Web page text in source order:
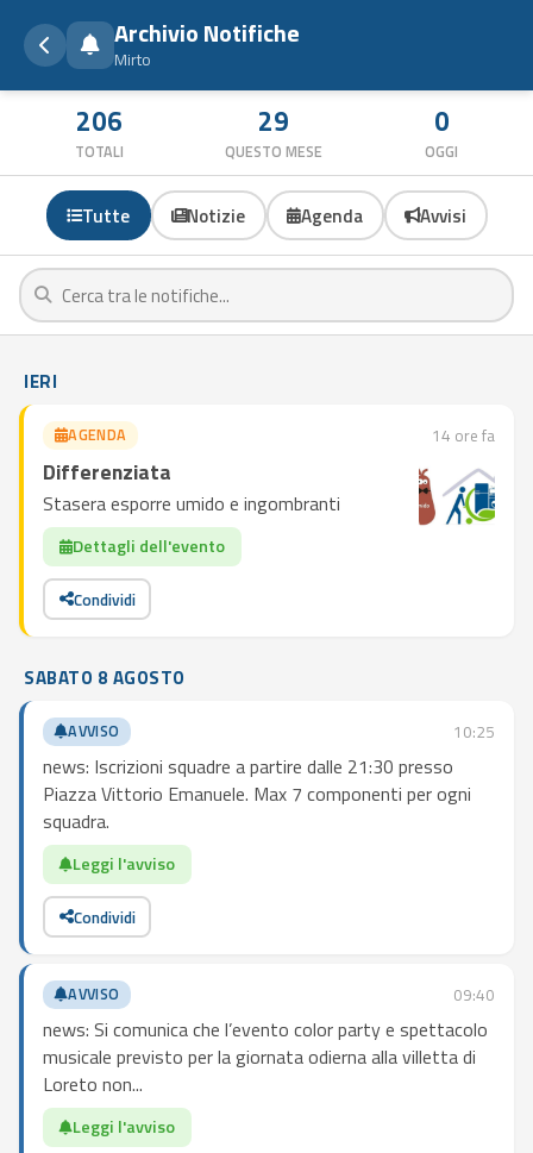
Archivio Notifiche
Mirto
206
TOTALI
29
QUESTO MESE
0
OGGI
Tutte Notizie Agenda Avvisi
IERI
AGENDA 14 ore fa
Differenziata
Stasera esporre umido e ingombranti
Dettagli dell'evento
Condividi
SABATO 8 AGOSTO
AVVISO 10:25
news: Iscrizioni squadre a partire dalle 21:30 presso
Piazza Vittorio Emanuele. Max 7 componenti per ogni
squadra.
Leggi l'avviso
Condividi
AVVISO 09:40
news: Si comunica che l’evento color party e spettacolo
musicale previsto per la giornata odierna alla villetta di
Loreto non...
Leggi l'avviso